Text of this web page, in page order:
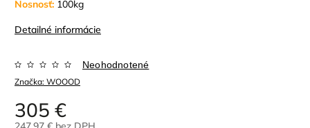
Nosnosť: 100kg
Detailné informácie
Značka: WOOOD
Neohodnotené
305 €